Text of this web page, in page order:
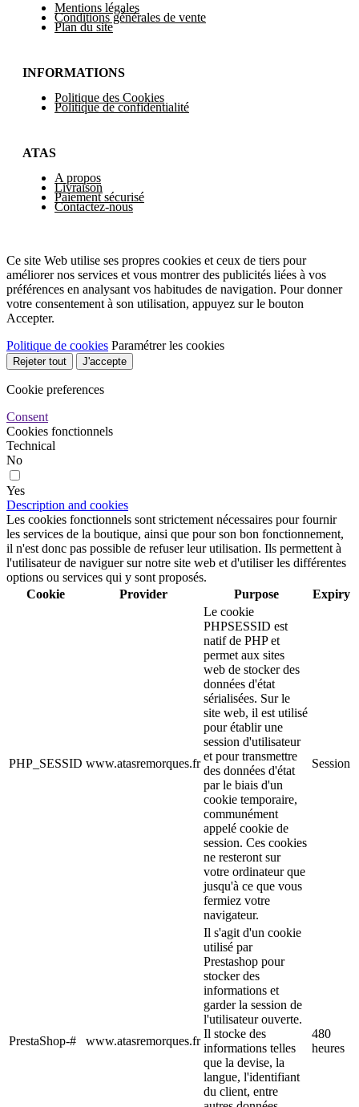
Mentions légales
Conditions générales de vente
Plan du site
INFORMATIONS
Politique des Cookies
Politique de confidentialité
ATAS
A propos
Livraison
Paiement sécurisé
Contactez-nous
Ce site Web utilise ses propres cookies et ceux de tiers pour
améliorer nos services et vous montrer des publicités liées à vos
préférences en analysant vos habitudes de navigation. Pour donner
votre consentement à son utilisation, appuyez sur le bouton
Accepter.
Politique de cookies Paramétrer les cookies
Rejeter tout J'accepte
Cookie preferences
Consent
Cookies fonctionnels
Technical
No
Yes
Description and cookies
Les cookies fonctionnels sont strictement nécessaires pour fournir
les services de la boutique, ainsi que pour son bon fonctionnement,
il n'est donc pas possible de refuser leur utilisation. Ils permettent à
l'utilisateur de naviguer sur notre site web et d'utiliser les différentes
options ou services qui y sont proposés.
Cookie
Provider Purpose Expiry
PHP_SESSID www.atasremorques.fr
Le cookie
PHPSESSID est
natif de PHP et
permet aux sites
web de stocker des
données d'état
sérialisées. Sur le
site web, il est utilisé
pour établir une
session d'utilisateur
et pour transmettre
des données d'état
par le biais d'un
cookie temporaire,
communément
appelé cookie de
session. Ces cookies
ne resteront sur
votre ordinateur que
jusqu'à ce que vous
fermiez votre
navigateur.
Session
PrestaShop-# www.atasremorques.fr
Il s'agit d'un cookie
utilisé par
Prestashop pour
stocker des
informations et
garder la session de
l'utilisateur ouverte.
Il stocke des
informations telles
que la devise, la
langue, l'identifiant
du client, entre
480
heures